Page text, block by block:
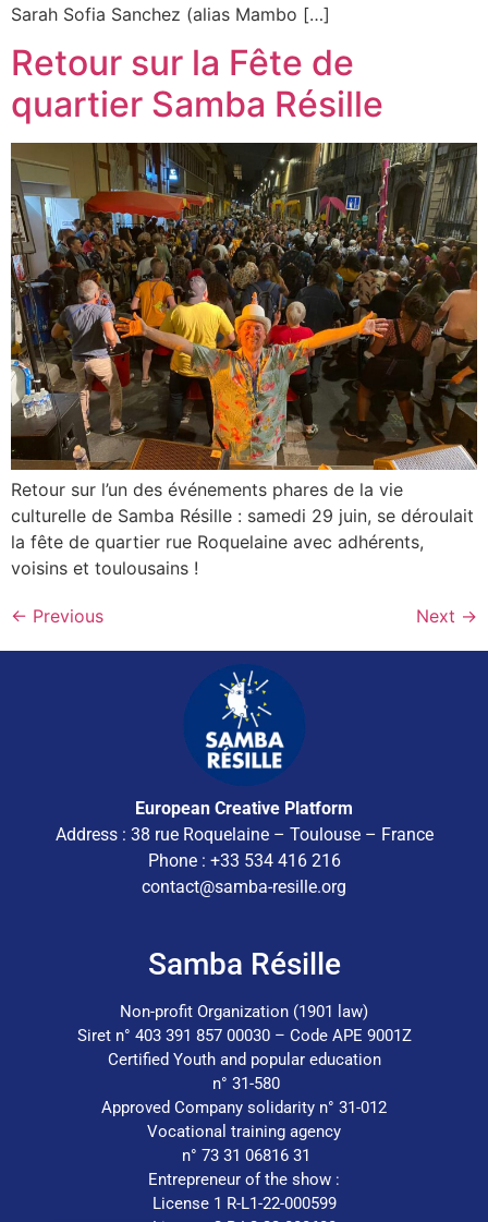
Sarah Sofia Sanchez (alias Mambo […]
Retour sur la Fête de
quartier Samba Résille
Retour sur l’un des événements phares de la vie
culturelle de Samba Résille : samedi 29 juin, se déroulait
la fête de quartier rue Roquelaine avec adhérents,
voisins et toulousains !
← Previous Next →
European Creative Platform
Address : 38 rue Roquelaine – Toulouse – France
Phone : +33 534 416 216
contact@samba-resille.org
Samba Résille
Non-profit Organization (1901 law)
Siret n° 403 391 857 00030 – Code APE 9001Z
Certified Youth and popular education
n° 31-580
Approved Company solidarity n° 31-012
Vocational training agency
n° 73 31 06816 31
Entrepreneur of the show :
License 1 R-L1-22-000599